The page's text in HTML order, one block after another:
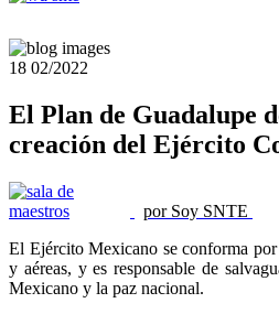
18 02/2022
El Plan de Guadalupe
creación del Ejército
por Soy SNTE
El Ejército Mexicano se conforma por
y aéreas, y es responsable de
Mexicano y la paz nacional.